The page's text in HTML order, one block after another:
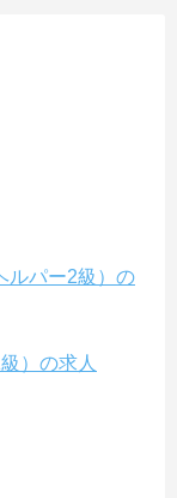
ルパー2級）の
）の求人